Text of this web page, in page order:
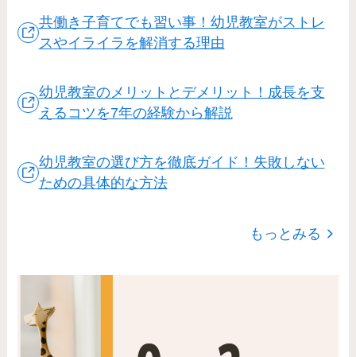
共働き子育てでも習い事！幼児教室がストレ
スやイライラを解消する理由
幼児教室のメリットとデメリット！成長を支
えるコツを7年の経験から解説
幼児教室の選び方を徹底ガイド！失敗しない
ための具体的な方法
もっとみる